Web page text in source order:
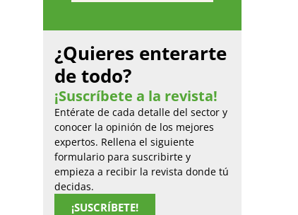
¿Quieres enterarte
de todo?
¡Suscríbete a la revista!
Entérate de cada detalle del sector y
conocer la opinión de los mejores
expertos. Rellena el siguiente
formulario para suscribirte y
empieza a recibir la revista donde tú
decidas.
¡SUSCRÍBETE!